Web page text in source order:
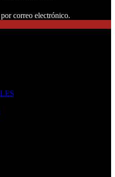
correo electrónico.